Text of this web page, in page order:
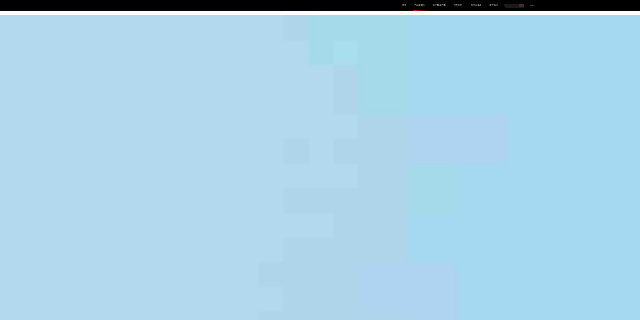
首页 产品及服务 行业解决方案 合作伙伴 投资者关系 关于我们 中EN